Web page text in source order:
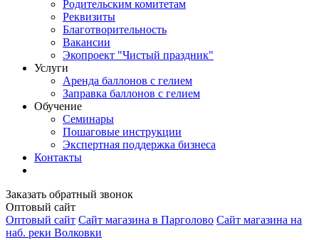
Родительским комитетам
Реквизиты
Благотворительность
Вакансии
Экопроект "Чистый праздник"
Услуги
Аренда баллонов с гелием
Заправка баллонов с гелием
Обучение
Семинары
Пошаговые инструкции
Экспертная поддержка бизнеса
Контакты
Заказать обратный звонок
Оптовый сайт
Оптовый сайт Сайт магазина в Парголово Сайт магазина на
наб. реки Волковки